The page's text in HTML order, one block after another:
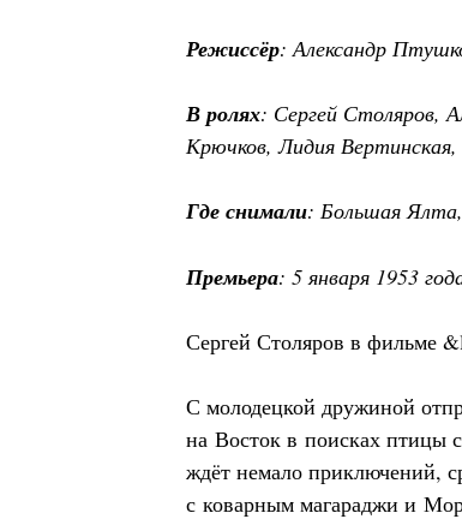
Режиссёр: Александр
В ролях: Сергей Столяров,
Крючков, Лидия Вертинская,
Где снимали: Большая
Премьера: 5 января 1953
Сергей Столяров в фильме
С молодецкой дружиной
на Восток в поисках птицы
ждёт немало приключений,
с коварным магараджи и